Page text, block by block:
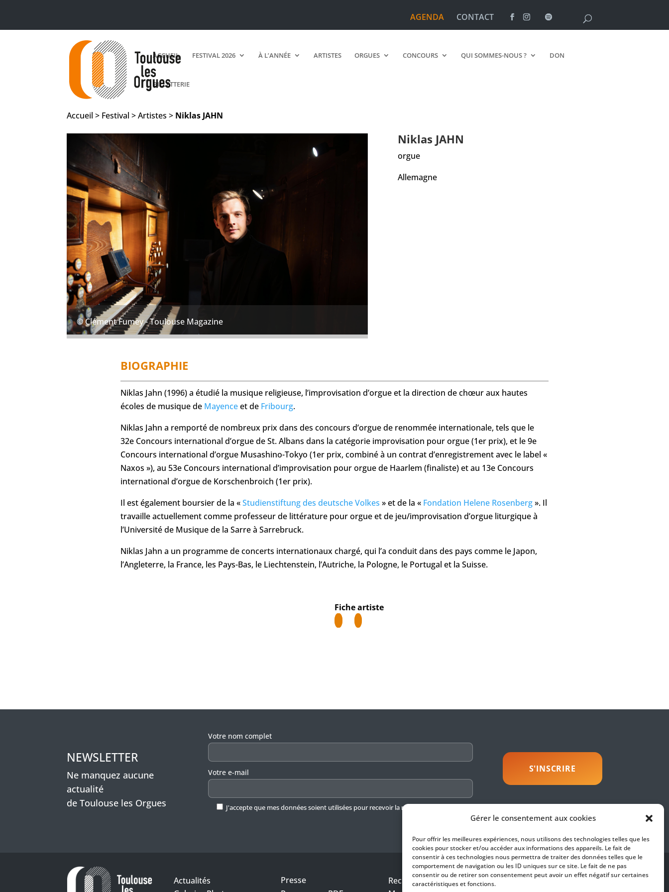
Gérer le consentement aux cookies
Pour offrir les meilleures expériences, nous utilisons des technologies telles que les
cookies pour stocker et/ou accéder aux informations des appareils. Le fait de
consentir à ces technologies nous permettra de traiter des données telles que le
comportement de navigation ou les ID uniques sur ce site. Le fait de ne pas
consentir ou de retirer son consentement peut avoir un effet négatif sur certaines
caractéristiques et fonctions.
AGENDA CONTACT
ACCUEIL FESTIVAL 2026 À L’ANNÉE ARTISTES ORGUES CONCOURS QUI SOMMES-NOUS ? DON
BILLETTERIE
Accueil > Festival > Artistes > Niklas JAHN
© Clément Fumey - Toulouse Magazine
Niklas JAHN
orgue
Allemagne
BIOGRAPHIE
Niklas Jahn (1996) a étudié la musique religieuse, l’improvisation d’orgue et la direction de chœur aux hautes
écoles de musique de Mayenceet de Fribourg.
Niklas Jahn a remporté de nombreux prix dans des concours d’orgue de renommée internationale, tels que le
32e Concours international d’orgue de St. Albans dans la catégorie improvisation pour orgue (1er prix), et le 9e
Concours international d’orgue Musashino-Tokyo (1er prix, combiné à un contrat d’enregistrement avec le label «
Naxos »), au 53e Concours international d’improvisation pour orgue de Haarlem (finaliste) et au 13e Concours
international d’orgue de Korschenbroich (1er prix).
Il est également boursier de la «Studienstiftung des deutsche Volkes » et de la « Fondation Helene Rosenberg». Il
travaille actuellement comme professeur de littérature pour orgue et de jeu/improvisation d’orgue liturgique à
l’Université de Musique de la Sarre à Sarrebruck.
Niklas Jahn a un programme de concerts internationaux chargé, qui l’a conduit dans des pays comme le Japon,
l’Angleterre, la France, les Pays-Bas, le Liechtenstein, l’Autriche, la Pologne, le Portugal et la Suisse.
Fiche artiste
NEWSLETTER
Ne manquez aucune
actualité
de Toulouse les Orgues
Veuillez laisser ce champ vide.
Votre nom complet
Votre e-mail
J'accepte que mes données soient utilisées pour recevoir la newsletter.
Actualités
Presse
Recrutement
SUIVEZ-NOUS